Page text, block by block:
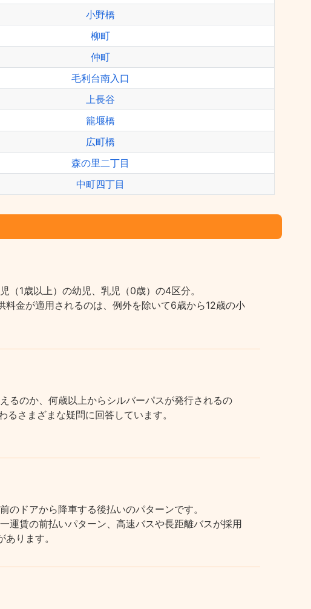
小野橋
柳町
仲町
毛利台南入口
上長谷
籠堰橋
広町橋
森の里二丁目
中町四丁目
1歳以上）の幼児、乳児（0歳）の4区分。
金が適用されるのは、例外を除いて6歳から12歳の小
るのか、何歳以上からシルバーパスが発行されるの
さまざまな疑問に回答しています。
ドアから降車する後払いのパターンです。
運賃の前払いパターン、高速バスや長距離バスが採用
ります。